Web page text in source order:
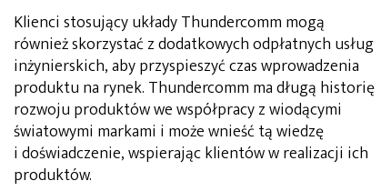
Klienci stosujący układy Thundercomm mogą
również skorzystać z dodatkowych odpłatnych usług
inżynierskich, aby przyspieszyć czas wprowadzenia
produktu na rynek. Thundercomm ma długą historię
rozwoju produktów we współpracy z wiodącymi
światowymi markami i może wnieść tą wiedzę
i doświadczenie, wspierając klientów w realizacji ich
produktów.